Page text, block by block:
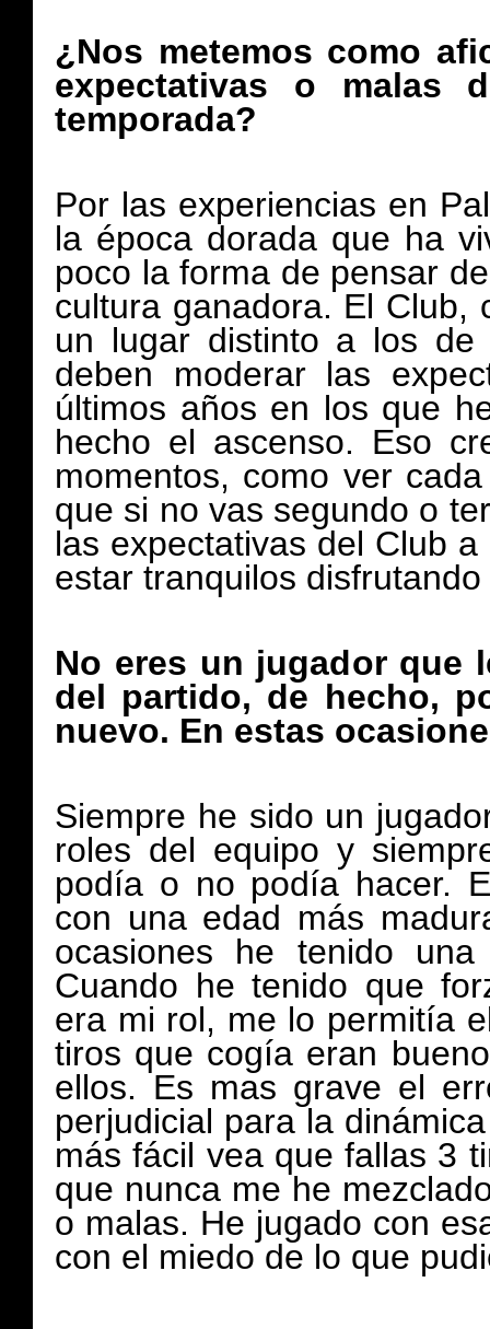
¿Nos metemos como
expectativas o malas
temporada?
Por las experiencias en
la época dorada que ha
poco la forma de pensar
cultura ganadora. El Club,
un lugar distinto a los de
deben moderar las
últimos años en los que
hecho el ascenso. Eso
momentos, como ver
que si no vas segundo o
las expectativas del Club
estar tranquilos
No eres un jugador que
del partido, de hecho,
nuevo. En estas
Siempre he sido un
roles del equipo y
podía o no podía hacer.
con una edad más
ocasiones he tenido
Cuando he tenido que
era mi rol, me lo permitía
tiros que cogía eran
ellos. Es mas grave el
perjudicial para la
más fácil vea que fallas 3
que nunca me he
o malas. He jugado con
con el miedo de lo que